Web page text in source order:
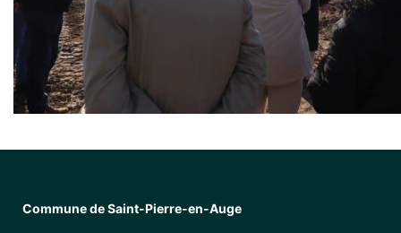
Commune de Saint-Pierre-en-Auge